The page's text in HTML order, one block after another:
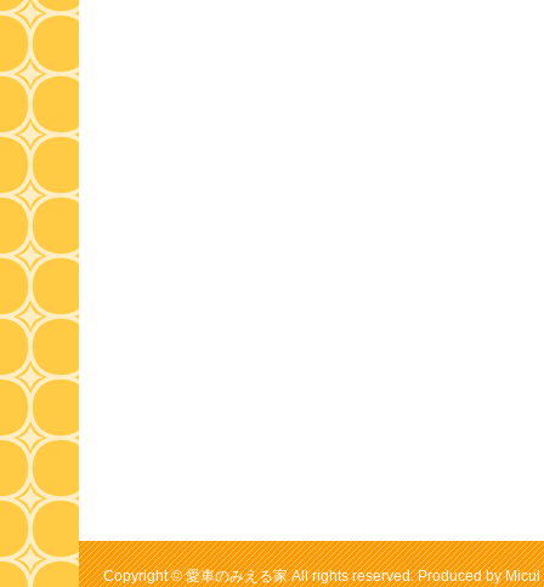
Copyright © 愛車のみえる家 All rights reserved. Produced by Micul